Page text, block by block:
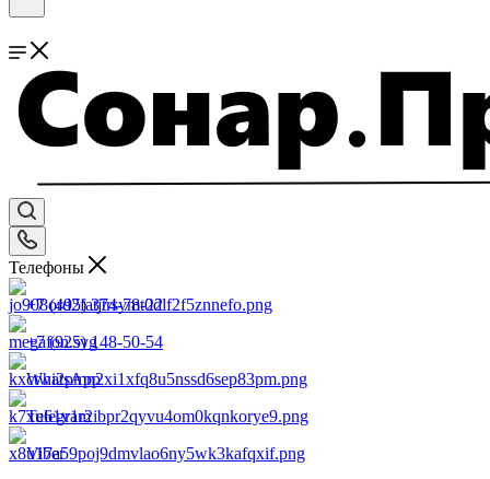
Телефоны
+7 (495) 374-78-22
+7 (925) 148-50-54
WhatsApp
Telegram
Viber